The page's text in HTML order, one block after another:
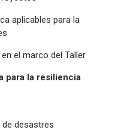
aplicables para la
el marco del Taller
para la resiliencia
de desastres